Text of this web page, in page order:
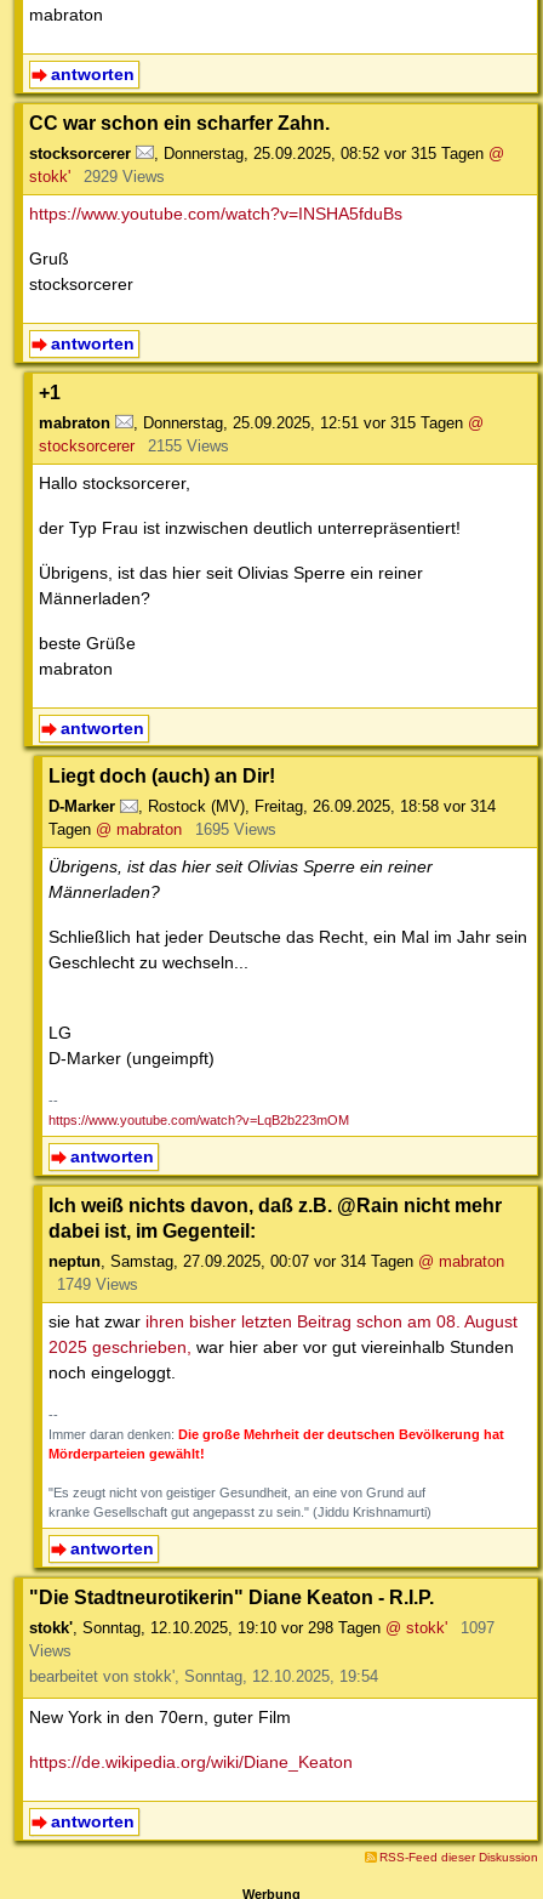
mabraton
antworten
CC war schon ein scharfer Zahn.
stocksorcerer Donnerstag, 25.09.2025, 08:52 vor 315 Tagen @
stokk'
2929 Views
https://www.youtube.com/watch?v=INSHA5fduBs
Gruß
stocksorcerer
antworten
+1
mabraton Donnerstag, 25.09.2025, 12:51 vor 315 Tagen @
stocksorcerer
2155 Views
Hallo stocksorcerer,
der Typ Frau ist inzwischen deutlich unterrepräsentiert!
Übrigens, ist das hier seit Olivias Sperre ein reiner
Männerladen?
beste Grüße
mabraton
antworten
Liegt doch (auch) an Dir!
D-Marker , Rostock (MV), Freitag, 26.09.2025, 18:58 vor 314
Tagen @ mabraton 1695 Views
Übrigens, ist das hier seit Olivias Sperre ein reiner
Männerladen?
Schließlich hat jeder Deutsche das Recht, ein Mal im Jahr sein
Geschlecht zu wechseln...
LG
D-Marker (ungeimpft)
--
https://www.youtube.com/watch?v=LqB2b223mOM
antworten
Ich weiß nichts davon, daß z.B. @Rain nicht mehr
dabei ist, im Gegenteil:
neptun, Samstag, 27.09.2025, 00:07 vor 314 Tagen @ mabraton
1749 Views
sie hat zwar ihren bisher letzten Beitrag schon am 08. August
2025 geschrieben, war hier aber vor gut viereinhalb Stunden
noch eingeloggt.
--
Immer daran denken: Die große Mehrheit der deutschen Bevölkerung hat
Mörderparteien gewählt!
"Es zeugt nicht von geistiger Gesundheit, an eine von Grund auf
kranke Gesellschaft gut angepasst zu sein." (Jiddu Krishnamurti)
antworten
"Die Stadtneurotikerin" Diane Keaton - R.I.P.
stokk', Sonntag, 12.10.2025, 19:10 vor 298 Tagen @ stokk'
1097
Views
bearbeitet von stokk', Sonntag, 12.10.2025, 19:54
New York in den 70ern, guter Film
https://de.wikipedia.org/wiki/Diane_Keaton
antworten
RSS-Feed dieser Diskussion
Werbung